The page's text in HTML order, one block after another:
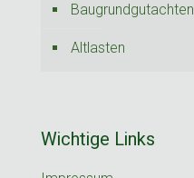
Baugrundgutachten
Altlasten
Wichtige Links